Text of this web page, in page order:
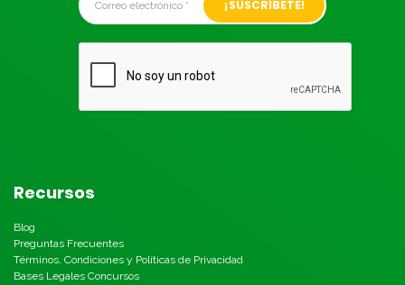
Recursos
Blog
Preguntas Frecuentes
Términos, Condiciones y Políticas de Privacidad
Bases Legales Concursos